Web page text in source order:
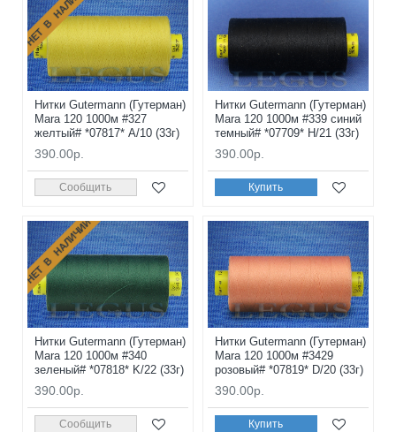
Нитки Gutermann (Гутерман)
Mara 120 1000м #327
желтый# *07817* A/10 (33г)
390.00р.
Сообщить
Нитки Gutermann (Гутерман)
Mara 120 1000м #339 синий
темный# *07709* H/21 (33г)
390.00р.
Купить
НЕТ В НАЛИЧИИ
Нитки Gutermann (Гутерман)
Mara 120 1000м #340
зеленый# *07818* K/22 (33г)
390.00р.
Сообщить
Нитки Gutermann (Гутерман)
Mara 120 1000м #3429
розовый# *07819* D/20 (33г)
390.00р.
Купить